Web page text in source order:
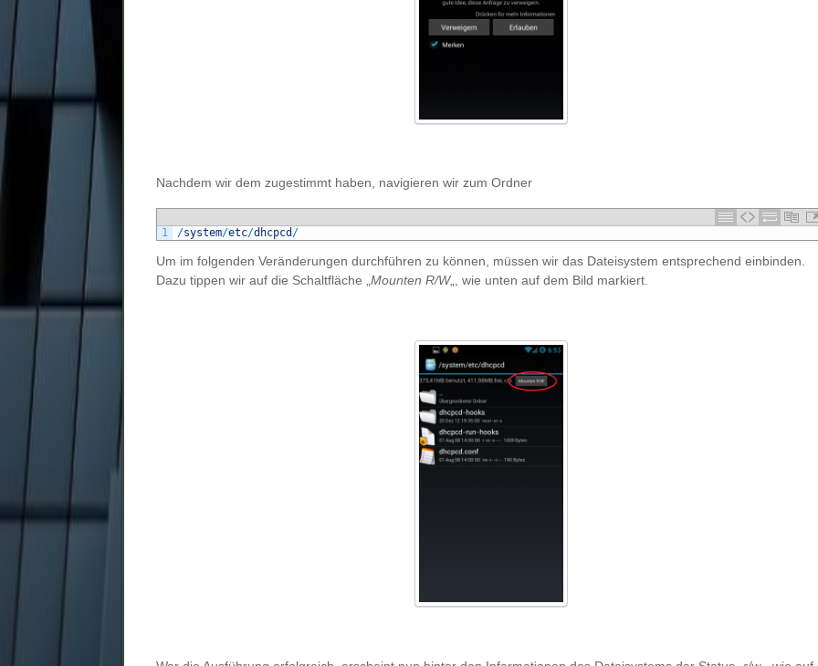
Nachdem wir dem zugestimmt haben, navigieren wir zum Ordner
1 /system/etc/dhcpcd /
Um im folgenden Veränderungen durchführen zu können, müssen wir das Dateisystem entsprechend einbinden.
Dazu tippen wir auf die Schaltfläche „Mounten R/W„, wie unten auf dem Bild markiert.